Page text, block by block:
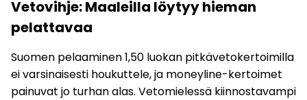
Vetovihje: Maaleilla löytyy hieman
pelattavaa
Suomen pelaaminen 1,50 luokan pitkävetokertoimilla
ei varsinaisesti houkuttele, ja moneyline-kertoimet
painuvat jo turhan alas. Vetomielessä kiinnostavampi